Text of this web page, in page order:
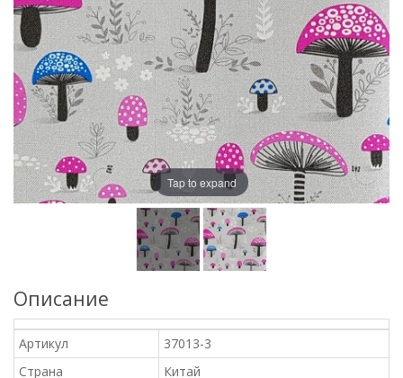
Tap to expand
Описание
Артикул
37013-3
Страна
Китай